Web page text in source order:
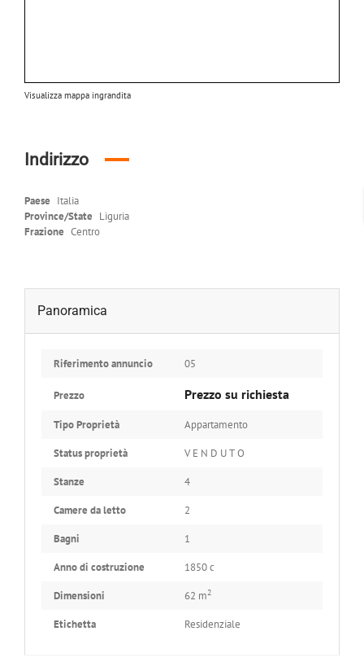
Visualizza mappa ingrandita
Indirizzo
Paese Italia
Province/State Liguria
Frazione Centro
Panoramica
Riferimento annuncio 05
Prezzo Prezzo su richiesta
Tipo Proprietà Appartamento
Status proprietà V E N D U T O
Stanze 4
Camere da letto 2
Bagni 1
Anno di costruzione 1850 c
Dimensioni 62 m2
Etichetta Residenziale